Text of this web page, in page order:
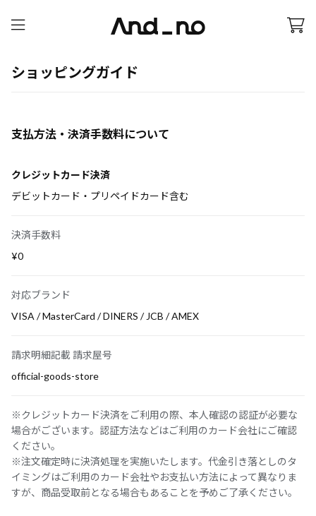
ショッピングガイド
支払方法・決済手数料について
クレジットカード決済
デビットカード・プリペイドカード含む
決済手数料
¥0
対応ブランド
VISA / MasterCard / DINERS / JCB / AMEX
請求明細記載 請求屋号
official-goods-store
※クレジットカード決済をご利用の際、本人確認の認証が必要な
場合がございます。認証方法などはご利用のカード会社にご確認
ください。
※注文確定時に決済処理を実施いたします。代金引き落としのタ
イミングはご利用のカード会社やお支払い方法によって異なりま
すが、商品受取前となる場合もあることを予めご了承ください。